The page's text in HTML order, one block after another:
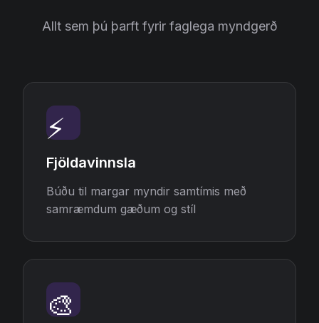
Allt sem þú þarft fyrir faglega myndgerð
⚡
Fjöldavinnsla
Búðu til margar myndir samtímis með
samræmdum gæðum og stíl
🎨